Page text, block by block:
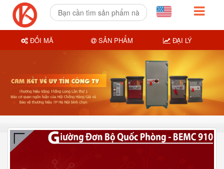
ĐỔI MÃ SẢN PHẨM ĐẠI LÝ